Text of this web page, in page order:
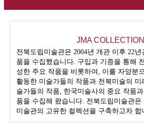
JMA COLLECTION
전북도립미술관은 2004년 개관 이후 22
품을 수집했습니다. 구입과 기증을 통해
성한 주요 작품을 비롯하여, 이를 자양분
활동한 미술가들의 작품과 전북미술의 미
술가들의 작품, 한국미술사의 중요 작품
품을 수집해 왔습니다. 전북도립미술관은
미술관의 고유한 컬렉션을 구축하고자 합